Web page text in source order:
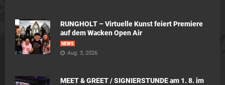
RUNGHOLT – Virtuelle Kunst feiert Premiere
auf dem Wacken Open Air
NEWS
Aug. 3, 2026
MEET & GREET / SIGNIERSTUNDE am 1. 8. im